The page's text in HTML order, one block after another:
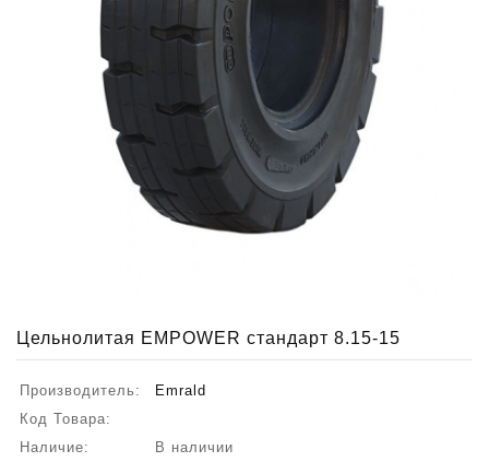
Цельнолитая EMPOWER стандарт 8.15-15
Производитель:
Emrald
Код Товара:
Наличие:
В наличии